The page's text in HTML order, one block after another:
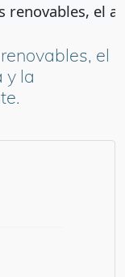
renovables, el
el
y la